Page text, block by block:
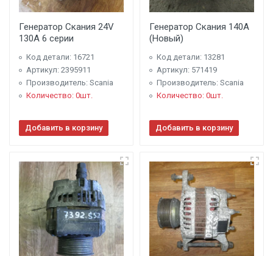
Генератор Скания 24V
130A 6 серии
Код детали: 16721
Артикул: 2395911
Производитель: Scania
Количество: 0шт.
Добавить в корзину
Генератор Скания 140A
(Новый)
Код детали: 13281
Артикул: 571419
Производитель: Scania
Количество: 0шт.
Добавить в корзину